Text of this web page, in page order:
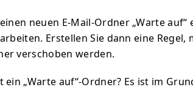
neuen E-Mail-Ordner „Warte auf“
Erstellen Sie dann eine
verschoben werden.
ein „Warte auf“-Ordner? Es ist im